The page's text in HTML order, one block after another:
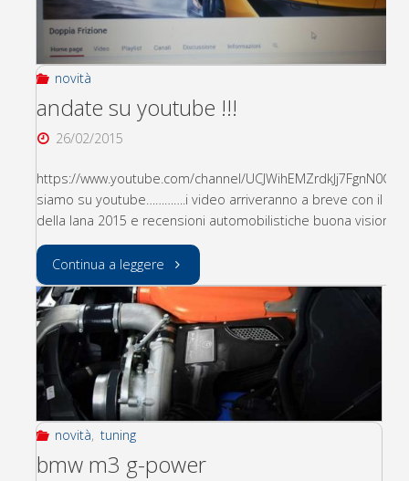
lana
è
novità
andate su youtube !!!
26/02/2015
https://www.youtube.com/channel/
siamo su youtube………….i video arriveranno a breve con il rally
della lana 2015 e recensioni automobilistiche buona visione
Continua a leggere "andate
su
youtube
!!!"
novità, tuning
bmw m3 g-power